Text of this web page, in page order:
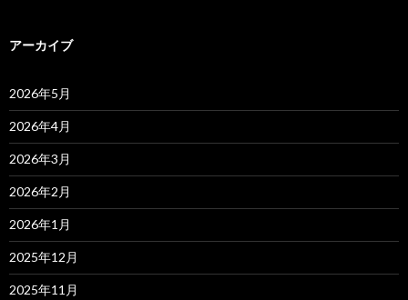
アーカイブ
2026年5月
2026年4月
2026年3月
2026年2月
2026年1月
2025年12月
2025年11月